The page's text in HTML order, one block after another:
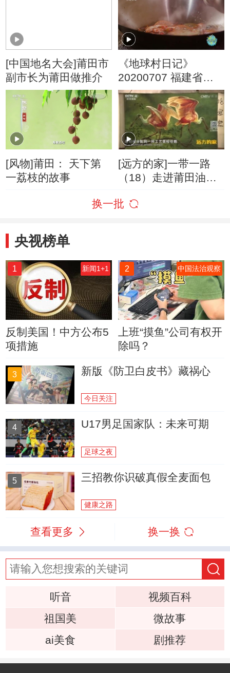
[中国地名大会]莆田市
副市长为莆田做推介
《地球村日记》
20200707 福建省莆
田市 第六天
[风物]莆田： 天下第
一荔枝的故事
[远方的家]一带一路
（18）走进莆田油画
换一批
央视榜单
1 新闻1+1
反制美国！中方公布5
项措施
2 中国法治观察
上班“摸鱼”公司有权开
除吗？
3 新版《防卫白皮书》藏祸心
今日关注
4 U17男足国家队：未来可期
足球之夜
5 三招教你识破真假全麦面包
健康之路
查看更多 换一换
听音
视频百科
祖国美
微故事
ai美食
剧推荐